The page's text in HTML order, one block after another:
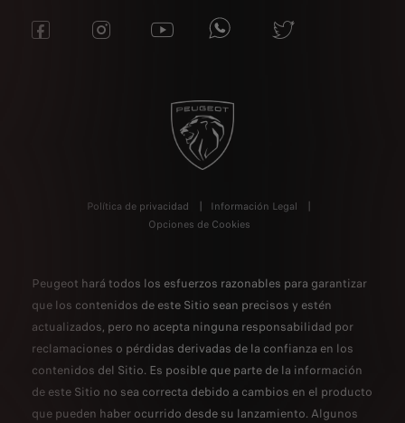
Política de privacidad
Información Legal
Opciones de Cookies
Peugeot hará todos los esfuerzos razonables para garantizar
que los contenidos de este Sitio sean precisos y estén
actualizados, pero no acepta ninguna responsabilidad por
reclamaciones o pérdidas derivadas de la confianza en los
contenidos del Sitio. Es posible que parte de la información
de este Sitio no sea correcta debido a cambios en el producto
que pueden haber ocurrido desde su lanzamiento. Algunos